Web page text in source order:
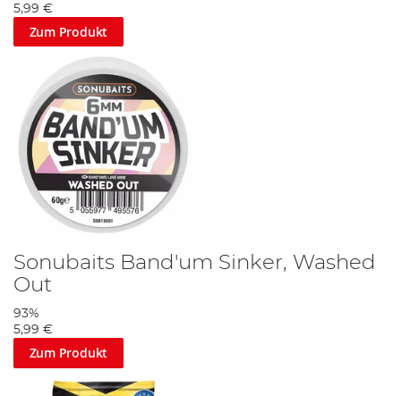
5,99 €
Zum Produkt
Sonubaits Band'um Sinker, Washed
Out
93%
5,99 €
Zum Produkt